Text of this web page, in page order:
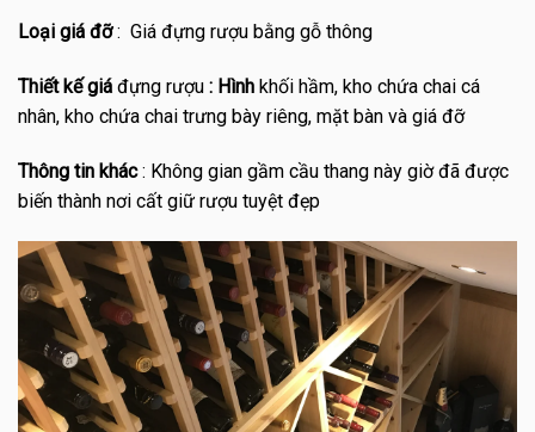
Loại giá đỡ: Giá đựng rượu bằng gỗ thông
Thiết kế giá đựng rượu : Hình khối hầm, kho chứa chai cá
nhân, kho chứa chai trưng bày riêng, mặt bàn và giá đỡ
Thông tin khác: Không gian gầm cầu thang này giờ đã được
biến thành nơi cất giữ rượu tuyệt đẹp